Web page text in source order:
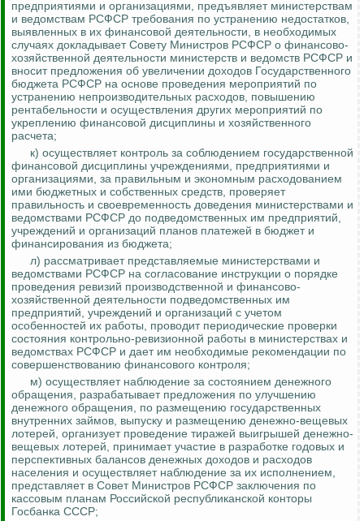
предприятиями и организациями, предъявляет министерствам
и ведомствам РСФСР требования по устранению недостатков,
выявленных в их финансовой деятельности, в необходимых
случаях докладывает Совету Министров РСФСР о финансово-
хозяйственной деятельности министерств и ведомств РСФСР и
вносит предложения об увеличении доходов Государственного
бюджета РСФСР на основе проведения мероприятий по
устранению непроизводительных расходов, повышению
рентабельности и осуществления других мероприятий по
укреплению финансовой дисциплины и хозяйственного
расчета;
к) осуществляет контроль за соблюдением государственной
финансовой дисциплины учреждениями, предприятиями и
организациями, за правильным и экономным расходованием
ими бюджетных и собственных средств, проверяет
правильность и своевременность доведения министерствами и
ведомствами РСФСР до подведомственных им предприятий,
учреждений и организаций планов платежей в бюджет и
финансирования из бюджета;
л) рассматривает представляемые министерствами и
ведомствами РСФСР на согласование инструкции о порядке
проведения ревизий производственной и финансово-
хозяйственной деятельности подведомственных им
предприятий, учреждений и организаций с учетом
особенностей их работы, проводит периодические проверки
состояния контрольно-ревизионной работы в министерствах и
ведомствах РСФСР и дает им необходимые рекомендации по
совершенствованию финансового контроля;
м) осуществляет наблюдение за состоянием денежного
обращения, разрабатывает предложения по улучшению
денежного обращения, по размещению государственных
внутренних займов, выпуску и размещению денежно-вещевых
лотерей, организует проведение тиражей выигрышей денежно-
вещевых лотерей, принимает участие в разработке годовых и
перспективных балансов денежных доходов и расходов
населения и осуществляет наблюдение за их исполнением,
представляет в Совет Министров РСФСР заключения по
кассовым планам Российской республиканской конторы
Госбанка СССР;